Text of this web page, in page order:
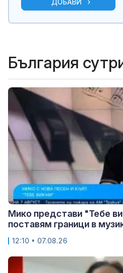
ДОБАВИ
България
Мико представи "Тебе
поставям граници в
12:10 • 07.08.26